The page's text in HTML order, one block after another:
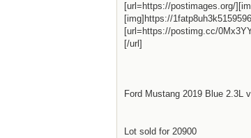
[url=https://postimages.org/
[img]https://
[url=https://postimg.cc/
[/url]
Ford Mustang 2019 Blue 2.3L
Lot sold for 20900